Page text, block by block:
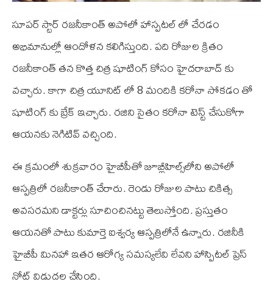
సూపర్ స్టార్ రజనీకాంత్ అపోలో హాస్పటల్ లో చేరడం
అభిమానుల్లో ఆందోళన కలిగిస్తుంది. పది రోజుల క్రితం
రజనీకాంత్ తన కొత్త చిత్ర షూటింగ్ కోసం హైదరాబాద్ కు
వచ్చారు. కాగా చిత్ర యూనిట్ లో 8 మందికి కరోనా సోకడం తో
షూటింగ్ కు బ్రేక్ ఇచ్చారు. రజిని సైతం కరోనా టెస్ట్ చేసుకోగా
ఆయనకు నెగిటివ్ వచ్చింది.
ఈ క్రమంలో శుక్రవారం హైబీపీతో జూబ్లీహిల్స్‌లోని అపోలో
ఆస్పత్రిలో రజనీకాంత్ చేరారు. రెండు రోజుల పాటు చికిత్స
అవసరమని డాక్టర్లు సూచించినట్టు తెలుస్తోంది. ప్రస్తుతం
ఆయనతో పాటు కుమార్తె ఐశ్వర్య ఆస్పత్రిలోనే ఉన్నారు. రజినీకి
హైబీపీ మినహా ఇతర ఆరోగ్య సమస్యలేవి లేవని హాస్పిటల్ ప్రెస్
నోట్ విడుదల చేసింది.